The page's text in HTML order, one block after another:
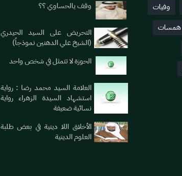
وفيات
همسات
وقف يالحساوي ؟؟
التحريض على السيد الحيدري
(الشيخ علي الدهنين نموذجاً)
الحوزة لا تتمثل في شخص واحد
العلامة السيد محمد رضا : رواية
استشهاد السيدة الزهراء رواية
نسائية ضعيفة
الأخلاق اللا دينية في بعض طلبة
العلوم الدينية